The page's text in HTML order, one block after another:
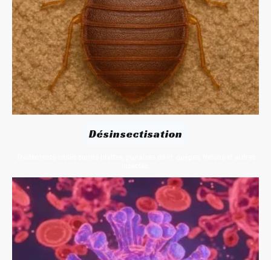
Désinsectisation